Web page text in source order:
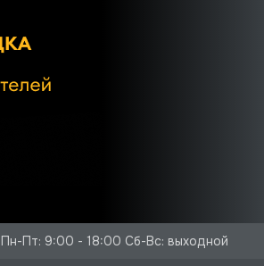
Пн-Пт: 9:00 - 18:00 Сб-Вс: выходной